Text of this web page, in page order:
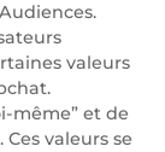
valeurs
même” et de
valeurs se